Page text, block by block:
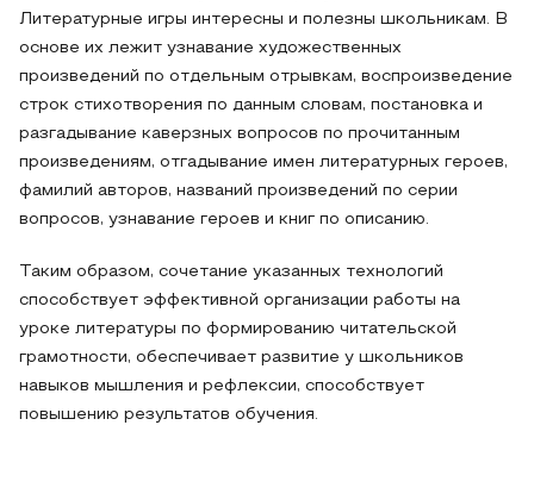
Литературные игры интересны и полезны школьникам. В
основе их лежит узнавание художественных
произведений по отдельным отрывкам, воспроизведение
строк стихотворения по данным словам, постановка и
разгадывание каверзных вопросов по прочитанным
произведениям, отгадывание имен литературных героев,
фамилий авторов, названий произведений по серии
вопросов, узнавание героев и книг по описанию.
Таким образом, сочетание указанных технологий
способствует эффективной организации работы на
уроке литературы по формированию читательской
грамотности, обеспечивает развитие у школьников
навыков мышления и рефлексии, способствует
повышению результатов обучения.